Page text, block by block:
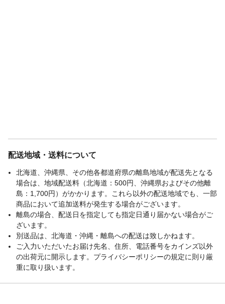
配送地域・送料について
北海道、沖縄県、その他各都道府県の離島地域が配送先となる
場合は、地域配送料（北海道：500円、沖縄県およびその他離
島：1,700円）がかかります。これら以外の配送地域でも、一部
商品において追加送料が発生する場合がございます。
離島の場合、配送日を指定しても指定日通り届かない場合がご
ざいます。
別送品は、北海道・沖縄・離島への配送は致しかねます。
ご入力いただいたお届け先名、住所、電話番号をカインズ以外
の出荷元に開示します。プライバシーポリシーの規定に則り厳
重に取り扱います。